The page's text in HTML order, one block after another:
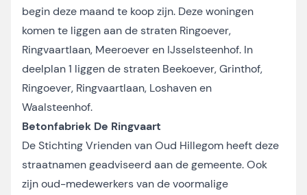
begin deze maand te koop zijn. Deze woningen
komen te liggen aan de straten Ringoever,
Ringvaartlaan, Meeroever en IJsselsteenhof. In
deelplan 1 liggen de straten Beekoever, Grinthof,
Ringoever, Ringvaartlaan, Loshaven en
Waalsteenhof.
Betonfabriek De Ringvaart
De Stichting Vrienden van Oud Hillegom heeft deze
straatnamen geadviseerd aan de gemeente. Ook
zijn oud-medewerkers van de voormalige